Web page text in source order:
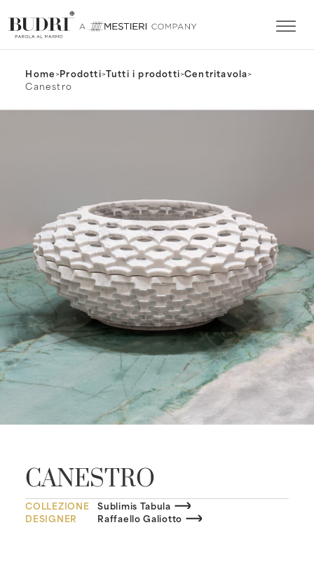
Home>Prodotti>Tutti i prodotti>Centritavola>
Canestro
CANESTRO
COLLEZIONE
Sublimis Tabula
DESIGNER
Raffaello Galiotto